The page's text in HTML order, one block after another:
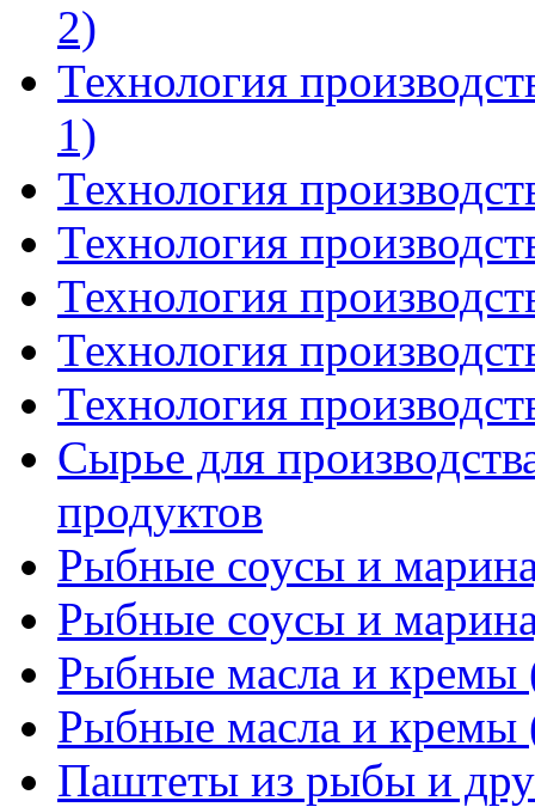
2)
Технология
1)
Технология
Технология
Технология
Технология
Технология
Сырье для
продуктов
Рыбные соусы и
Рыбные соусы и
Рыбные масла и кремы
Рыбные масла и кремы
Паштеты из рыбы и